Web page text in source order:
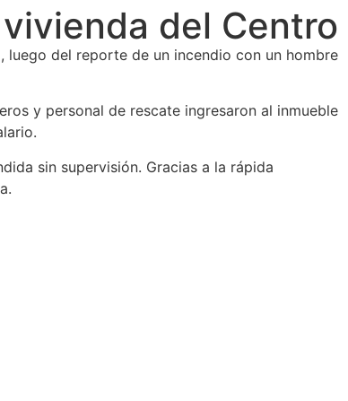
del Centro
del reporte de un incendio con un hombre
y personal de rescate ingresaron al inmueble
sin supervisión. Gracias a la rápida